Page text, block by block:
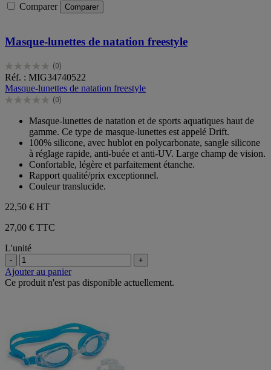
Comparer Comparer
Masque-lunettes de natation freestyle
(0)
0.0
sur
5
étoiles.
Réf. : MIG34740522
Masque-lunettes de natation freestyle
(0)
0.0
étoiles.
Masque-lunettes de natation et de sports aquatiques haut de
gamme. Ce type de masque-lunettes est appelé Drift.
100% silicone, avec hublot en polycarbonate, sangle silicone
à réglage rapide, anti-buée et anti-UV. Large champ de vision.
Confortable, légère et parfaitement étanche.
Rapport qualité/prix exceptionnel.
Couleur translucide.
22,50 € HT
27,00 € TTC
L'unité
- +
Ajouter au panier
Ce produit n'est pas disponible actuellement.